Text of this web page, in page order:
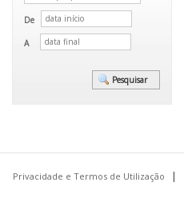
De
A
Privacidade e Termos de Utilização